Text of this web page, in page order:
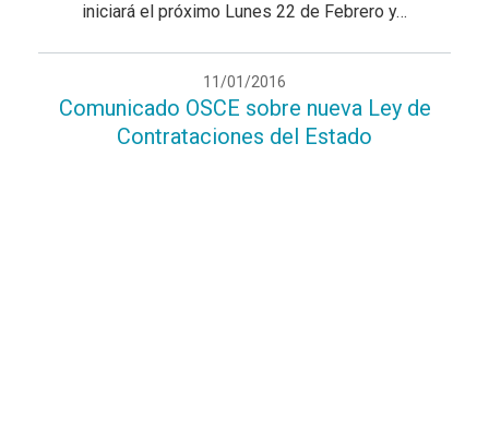
iniciará el próximo Lunes 22 de Febrero y…
11/01/2016
Comunicado OSCE sobre nueva Ley de
Contrataciones del Estado